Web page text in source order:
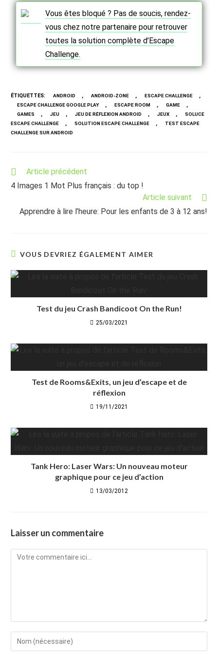
Vous êtes bloqué ? Pas de soucis, rendez-
vous chez notre partenaire pour retrouver
toutes la solution complète d’Escape
Challenge.
ÉTIQUETTES: ANDROID , ANDROID-ZONE , ESCAPE CHALLENGE ,
ESCAPE CHALLENGE GOOGLE PLAY , ESCAPE ROOM , GAME ,
GAMES , JEU , JEU DE RÉFLEXION ANDROID , JEUX ,
SOLUCE
ESCAPE CHALLENGE
, SOLUTION ESCAPE CHALLENGE ,
TEST ESCAPE
CHALLENGE SUR ANDROID
Read
articles
Article précédent
4 Images 1 Mot Plus français : du top !
Article suivant
Apprendre à lire l’heure: Pour les enfants de 3 à 12 ans!
VOUS DEVRIEZ ÉGALEMENT AIMER
Test du jeu Crash Bandicoot On the Run!
25/03/2021
Test de Rooms&Exits, un jeu d’escape et de
réflexion
19/11/2021
Tank Hero: Laser Wars: Un nouveau moteur
graphique pour ce jeu d’action
13/03/2012
Laisser un commentaire
Comment
Enter
your